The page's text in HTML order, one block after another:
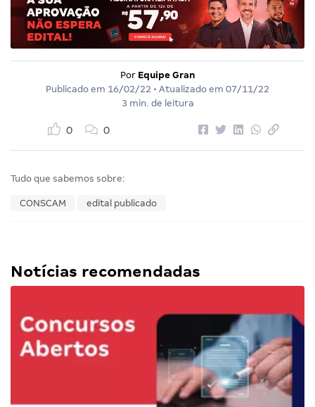
Por Equipe Gran
Publicado em 16/02/22 • Atualizado em 07/11/22
3 min. de leitura
0 0
Tudo que sabemos sobre:
CONSCAM edital publicado
Notícias recomendadas